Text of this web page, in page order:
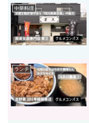
中華料理
ランチ